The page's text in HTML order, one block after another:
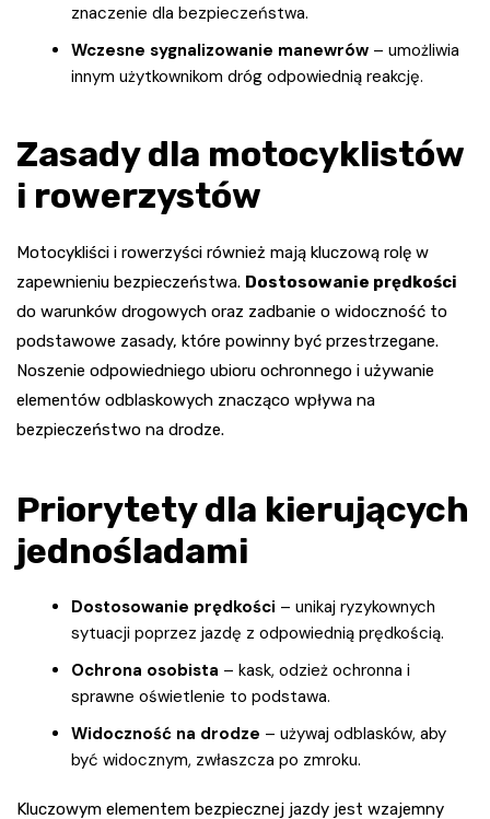
znaczenie dla bezpieczeństwa.
Wczesne sygnalizowanie manewrów – umożliwia
innym użytkownikom dróg odpowiednią reakcję.
Zasady dla motocyklistów
i rowerzystów
Motocykliści i rowerzyści również mają kluczową rolę w
zapewnieniu bezpieczeństwa. Dostosowanie prędkości
do warunków drogowych oraz zadbanie o widoczność to
podstawowe zasady, które powinny być przestrzegane.
Noszenie odpowiedniego ubioru ochronnego i używanie
elementów odblaskowych znacząco wpływa na
bezpieczeństwo na drodze.
Priorytety dla kierujących
jednośladami
Dostosowanie prędkości – unikaj ryzykownych
sytuacji poprzez jazdę z odpowiednią prędkością.
Ochrona osobista – kask, odzież ochronna i
sprawne oświetlenie to podstawa.
Widoczność na drodze – używaj odblasków, aby
być widocznym, zwłaszcza po zmroku.
Kluczowym elementem bezpiecznej jazdy jest wzajemny